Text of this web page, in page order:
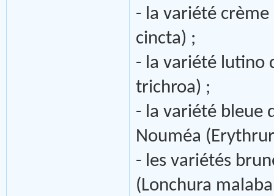
- la variété
cincta) ;
- la variété lutino
trichroa) ;
- la variété bleue
Nouméa
- les variétés
(Lonchura